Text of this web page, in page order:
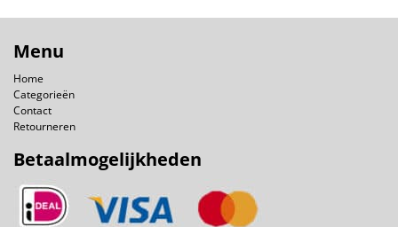
Menu
Home
Categorieën
Contact
Retourneren
Betaalmogelijkheden